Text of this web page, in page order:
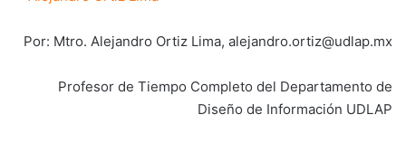
Por: Mtro. Alejandro Ortiz Lima, alejandro.ortiz@udlap.mx
Profesor de Tiempo Completo del Departamento de
Diseño de Información UDLAP